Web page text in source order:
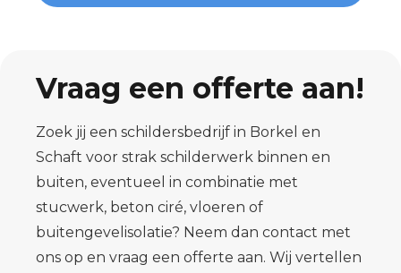
Vraag een offerte aan!
Zoek jij een schildersbedrijf in Borkel en
Schaft voor strak schilderwerk binnen en
buiten, eventueel in combinatie met
stucwerk, beton ciré, vloeren of
buitengevelisolatie? Neem dan contact met
ons op en vraag een offerte aan. Wij vertellen